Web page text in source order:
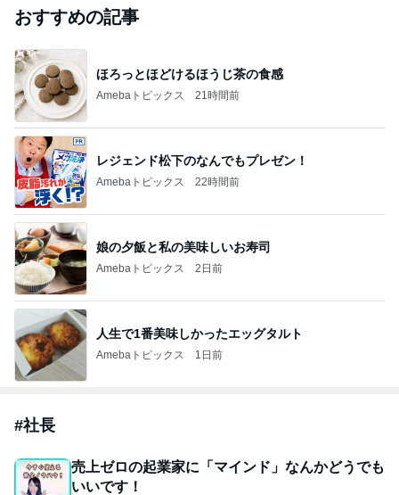
おすすめの記事
ほろっとほどけるほうじ茶の食感
Amebaトピックス 21時間前
レジェンド松下のなんでもプレゼン！
Amebaトピックス 22時間前
娘の夕飯と私の美味しいお寿司
Amebaトピックス 2日前
人生で1番美味しかったエッグタルト
Amebaトピックス 1日前
#社長
売上ゼロの起業家に「マインド」なんかどうでも
いいです！